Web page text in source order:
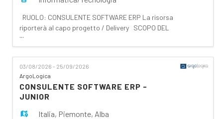
EN
FR
RUOLO: CONSULENTE SOFTWARE ERP La risorsa
riporterà al capo progetto / Delivery SCOPO DEL
RUOLO La risorsa dovrà essere in grado, dopo
opportuna formazione e affiancamento, a svolgere
le attività necessarie all'implementazione del
gestionale ERP, Sage ERP X3. In particolare, dovrà
essere pienamente competente nella conoscenza
dei processi
...
03/08/2026 - 25/09/2026
ArgoLogica
CONSULENTE SOFTWARE ERP -
JUNIOR
Italia, Piemonte, Alba